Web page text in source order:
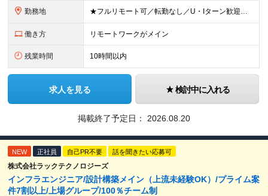
勤務地 ★フルリモート可／転勤なし／U・Iターン歓迎★ ◎勤務地は相談の上、ご自宅近くに調整します！ 【勤務地】 本社、または東京／埼玉／千葉／神奈川／愛知／仙台のクライアント先 ◎完全在宅（フルリモート）
働き方 リモートワークがメイン
残業時間 10時間以内
求人を見る 検討中に入れる
掲載終了予定日： 2026.08.20
NEW 正社員 自己PR不要 話を聞きたい応募可
株式会社ラックテクノロジーズ
インフラエンジニア/設計構築メイン（上流未経験OK）/プライム案
件7割以上/上場グループ/100％チーム制